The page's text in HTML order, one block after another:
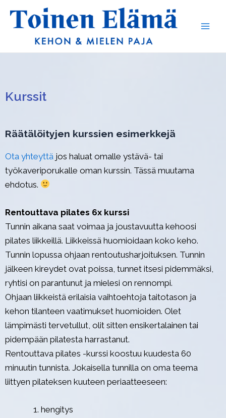
sisältöön
Kurssit
Räätälöityjen kurssien esimerkkejä
Ota yhteyttä jos haluat omalle ystävä- tai
työkaveriporukalle oman kurssin. Tässä muutama
ehdotus.
Rentouttava pilates 6x kurssi
Tunnin aikana saat voimaa ja joustavuutta kehoosi
pilates liikkeillä. Liikkeissä huomioidaan koko keho.
Tunnin lopussa ohjaan rentoutusharjoituksen. Tunnin
jälkeen kireydet ovat poissa, tunnet itsesi pidemmäksi,
ryhtisi on parantunut ja mielesi on rennompi.
Ohjaan liikkeistä erilaisia vaihtoehtoja taitotason ja
kehon tilanteen vaatimukset huomioiden. Olet
lämpimästi tervetullut, olit sitten ensikertalainen tai
pidempään pilatesta harrastanut.
Rentouttava pilates -kurssi koostuu kuudesta 60
minuutin tunnista. Jokaisella tunnilla on oma teema
liittyen pilateksen kuuteen periaatteeseen:
hengitys